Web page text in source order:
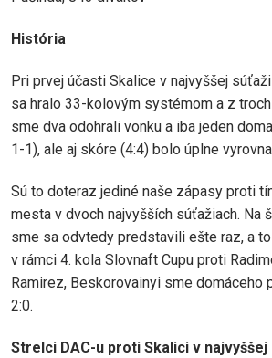
História
Pri prvej účasti Skalice v najvyššej
sa hralo 33-kolovým systémom a z
sme dva odohrali vonku a iba jeden
1-1), ale aj skóre (4:4) bolo úplne
Sú to doteraz jediné naše zápasy proti
mesta v dvoch najvyšších súťažiach. Na
sme sa odvtedy predstavili ešte raz, a
v rámci 4. kola Slovnaft Cupu proti
Ramirez, Beskorovainyi sme
2:0.
Strelci DAC-u proti Skalici v najvyššej